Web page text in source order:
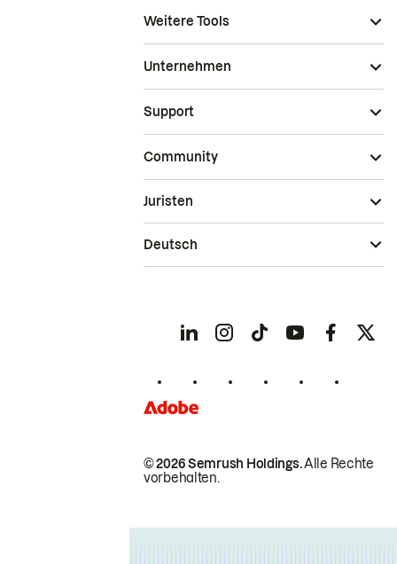
Weitere Tools
Unternehmen
Support
Community
© 2026 Semrush Holdings.Alle Rechte
vorbehalten.
Juristen
Deutsch